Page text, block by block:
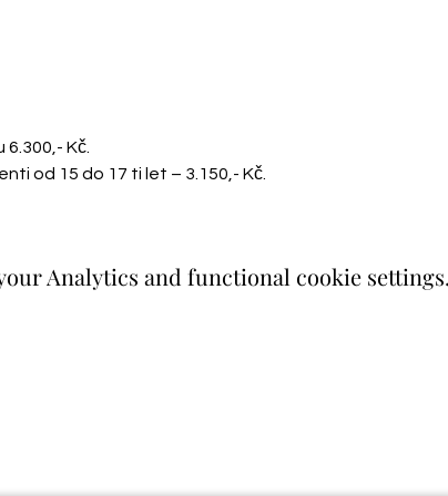
Kč.
od 15 do 17 ti let – 3.150,- Kč.
Analytics and functional cookie